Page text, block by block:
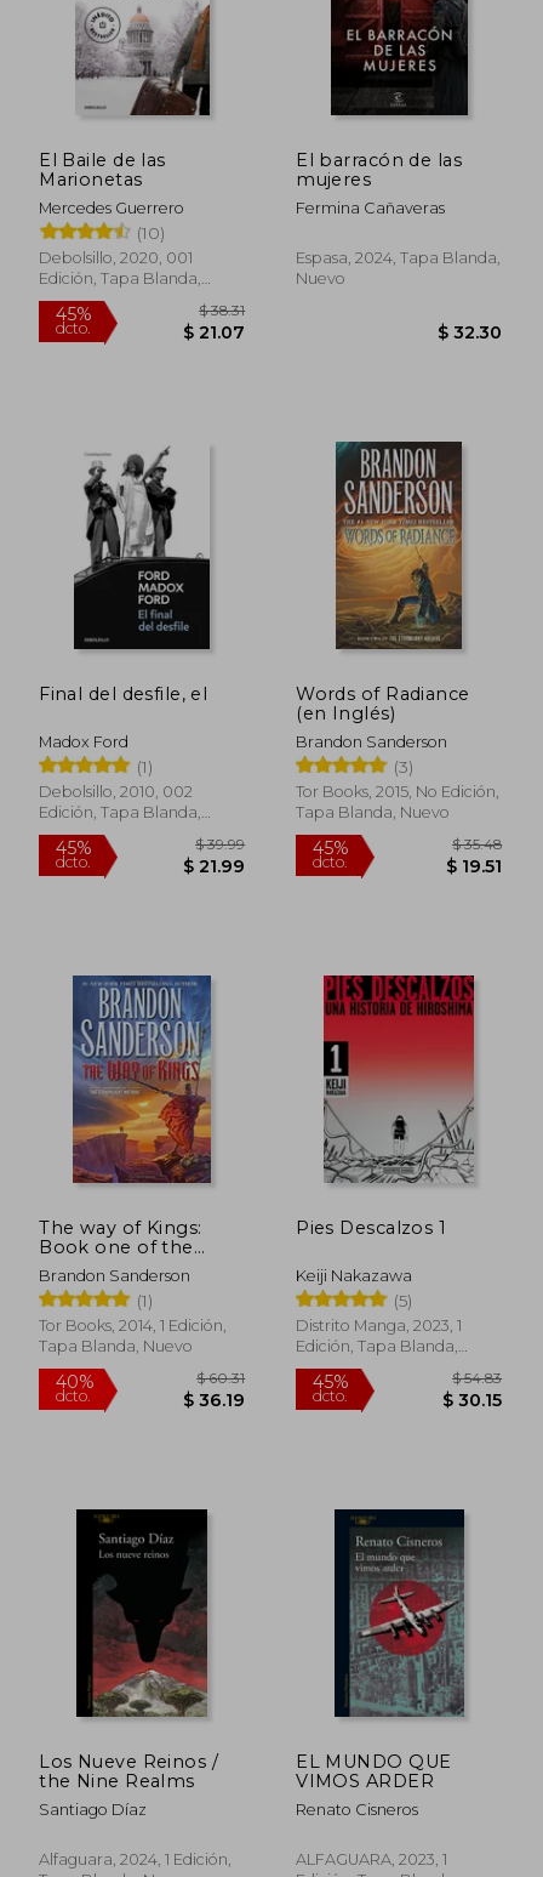
45%
$ 23.07
45%
dcto.
El Baile de las
Marionetas
Mercedes Guerrero
(10)
Debolsillo, 2020, 001
Edición, Tapa Blanda,
Nuevo
45%
dcto. $ 21.07
El barracón de las
mujeres
Fermina Cañaveras
Espasa, 2024, Tapa Blanda,
Nuevo
Final del desfile, el
Madox Ford
(1)
Debolsillo, 2010, 002
Edición, Tapa Blanda,
Nuevo
Words of Radiance
(en Inglés)
Brandon Sanderson
(3)
Tor Books, 2015, No Edición,
Tapa Blanda, Nuevo
The way of Kings:
Book one of the
Stormlight Archive
(en Inglés)
Brandon Sanderson
(1)
Tor Books, 2014, 1 Edición,
Tapa Blanda, Nuevo
Pies Descalzos 1
Keiji Nakazawa
(5)
Distrito Manga, 2023, 1
Edición, Tapa Blanda,
Nuevo
Los Nueve Reinos /
the Nine Realms
Santiago Díaz
Alfaguara, 2024, 1 Edición,
EL MUNDO QUE
VIMOS ARDER
Renato Cisneros
ALFAGUARA, 2023, 1